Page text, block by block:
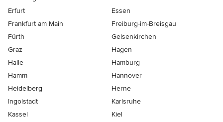
Erfurt
Essen
Frankfurt am Main
Freiburg-im-Breisgau
Fürth
Gelsenkirchen
Graz
Hagen
Halle
Hamburg
Hamm
Hannover
Heidelberg
Herne
Ingolstadt
Karlsruhe
Kassel
Kiel